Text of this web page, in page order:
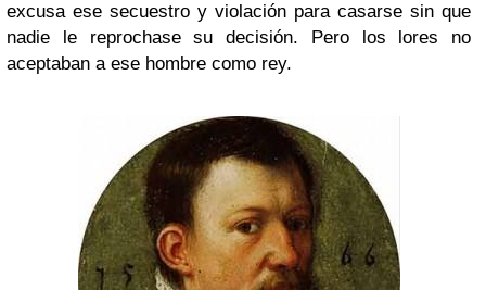
excusa ese secuestro y violación para casarse sin que
nadie le reprochase su decisión. Pero los lores no
aceptaban a ese hombre como rey.